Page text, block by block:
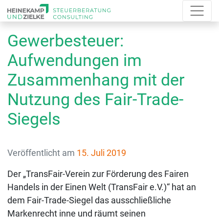
Gewerbesteuer:
Aufwendungen im
Zusammenhang mit der
Nutzung des Fair-Trade-
Siegels
Veröffentlicht am 15. Juli 2019
Der „TransFair-Verein zur Förderung des Fairen
Handels in der Einen Welt (TransFair e.V.)“ hat an
dem Fair-Trade-Siegel das ausschließliche
Markenrecht inne und räumt seinen